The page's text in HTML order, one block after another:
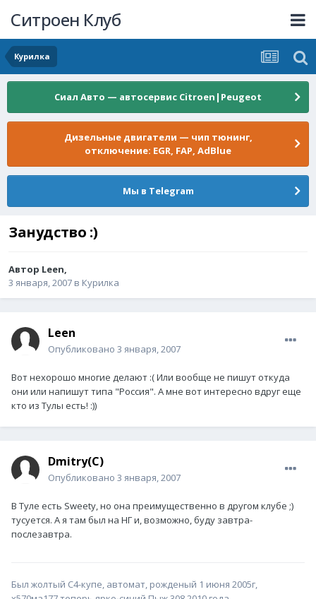
Ситроен Клуб
Курилка
Сиал Авто — автосервис Citroen|Peugeot
Дизельные двигатели — чип тюнинг,
отключение: EGR, FAP, AdBlue
Мы в Telegram
Занудство :)
Автор Leen,
3 января, 2007 в Курилка
Leen
Опубликовано 3 января, 2007
Вот нехорошо многие делают :( Или вообще не пишут откуда
они или напишут типа "Россия". А мне вот интересно вдруг еще
кто из Тулы есть! :))
Dmitry(C)
Опубликовано 3 января, 2007
В Туле есть Sweety, но она преимущественно в другом клубе ;)
тусуется. А я там был на НГ и, возможно, буду завтра-
послезавтра.
Был жолтый С4-купе, автомат, рожденый 1 июня 2005г,